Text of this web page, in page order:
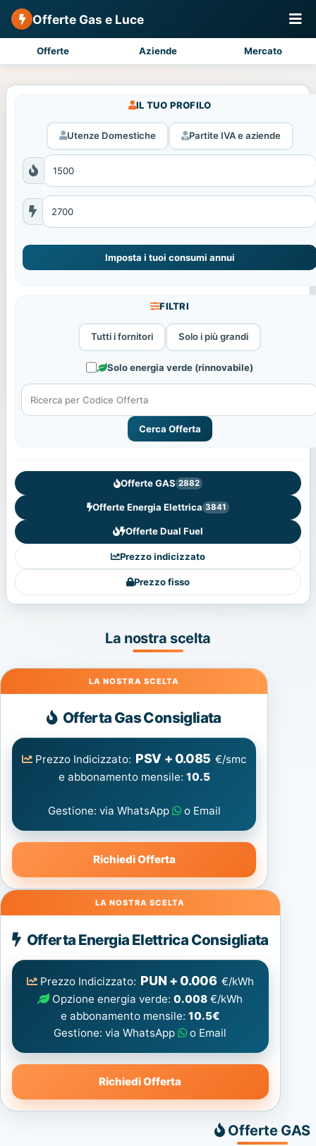
Offerte Gas e Luce
Offerte Aziende Mercato
IL TUO PROFILO
Utenze Domestiche Partite IVA e aziende
Imposta i tuoi consumi annui
FILTRI
Tutti i fornitori Solo i più grandi
Solo energia verde (rinnovabile)
Cerca Offerta
Offerte GAS 2882
Offerte Energia Elettrica 3841
Offerte Dual Fuel
Prezzo indicizzato
Prezzo fisso
La nostra scelta
Gas
Offerta Gas Consigliata
Prezzo Indicizzato: PSV + 0.085 €/smc
e abbonamento mensile: 10.5
Gestione: via WhatsApp o Email
Richiedi Offerta
Energia
Elettrica
consigliata
Offerta Energia Elettrica Consigliata
Prezzo Indicizzato: PUN + 0.006 €/kWh
Opzione energia verde:0.008 €/kWh
e abbonamento mensile: 10.5€
Gestione: via WhatsApp
o Email
Richiedi Offerta
Offerte GAS